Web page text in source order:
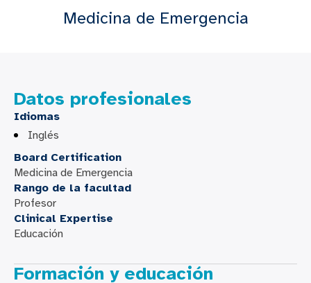
Medicina de Emergencia
Datos profesionales
Idiomas
Inglés
Board Certification
Medicina de Emergencia
Rango de la facultad
Profesor
Clinical Expertise
Educación
Formación y educación